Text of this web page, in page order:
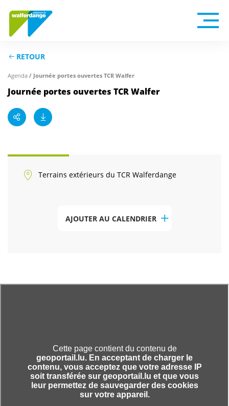
RETOUR
Agenda / Journée portes ouvertes TCR Walfer
Journée portes ouvertes TCR Walfer
Terrains extérieurs du TCR Walferdange
AJOUTER AU CALENDRIER